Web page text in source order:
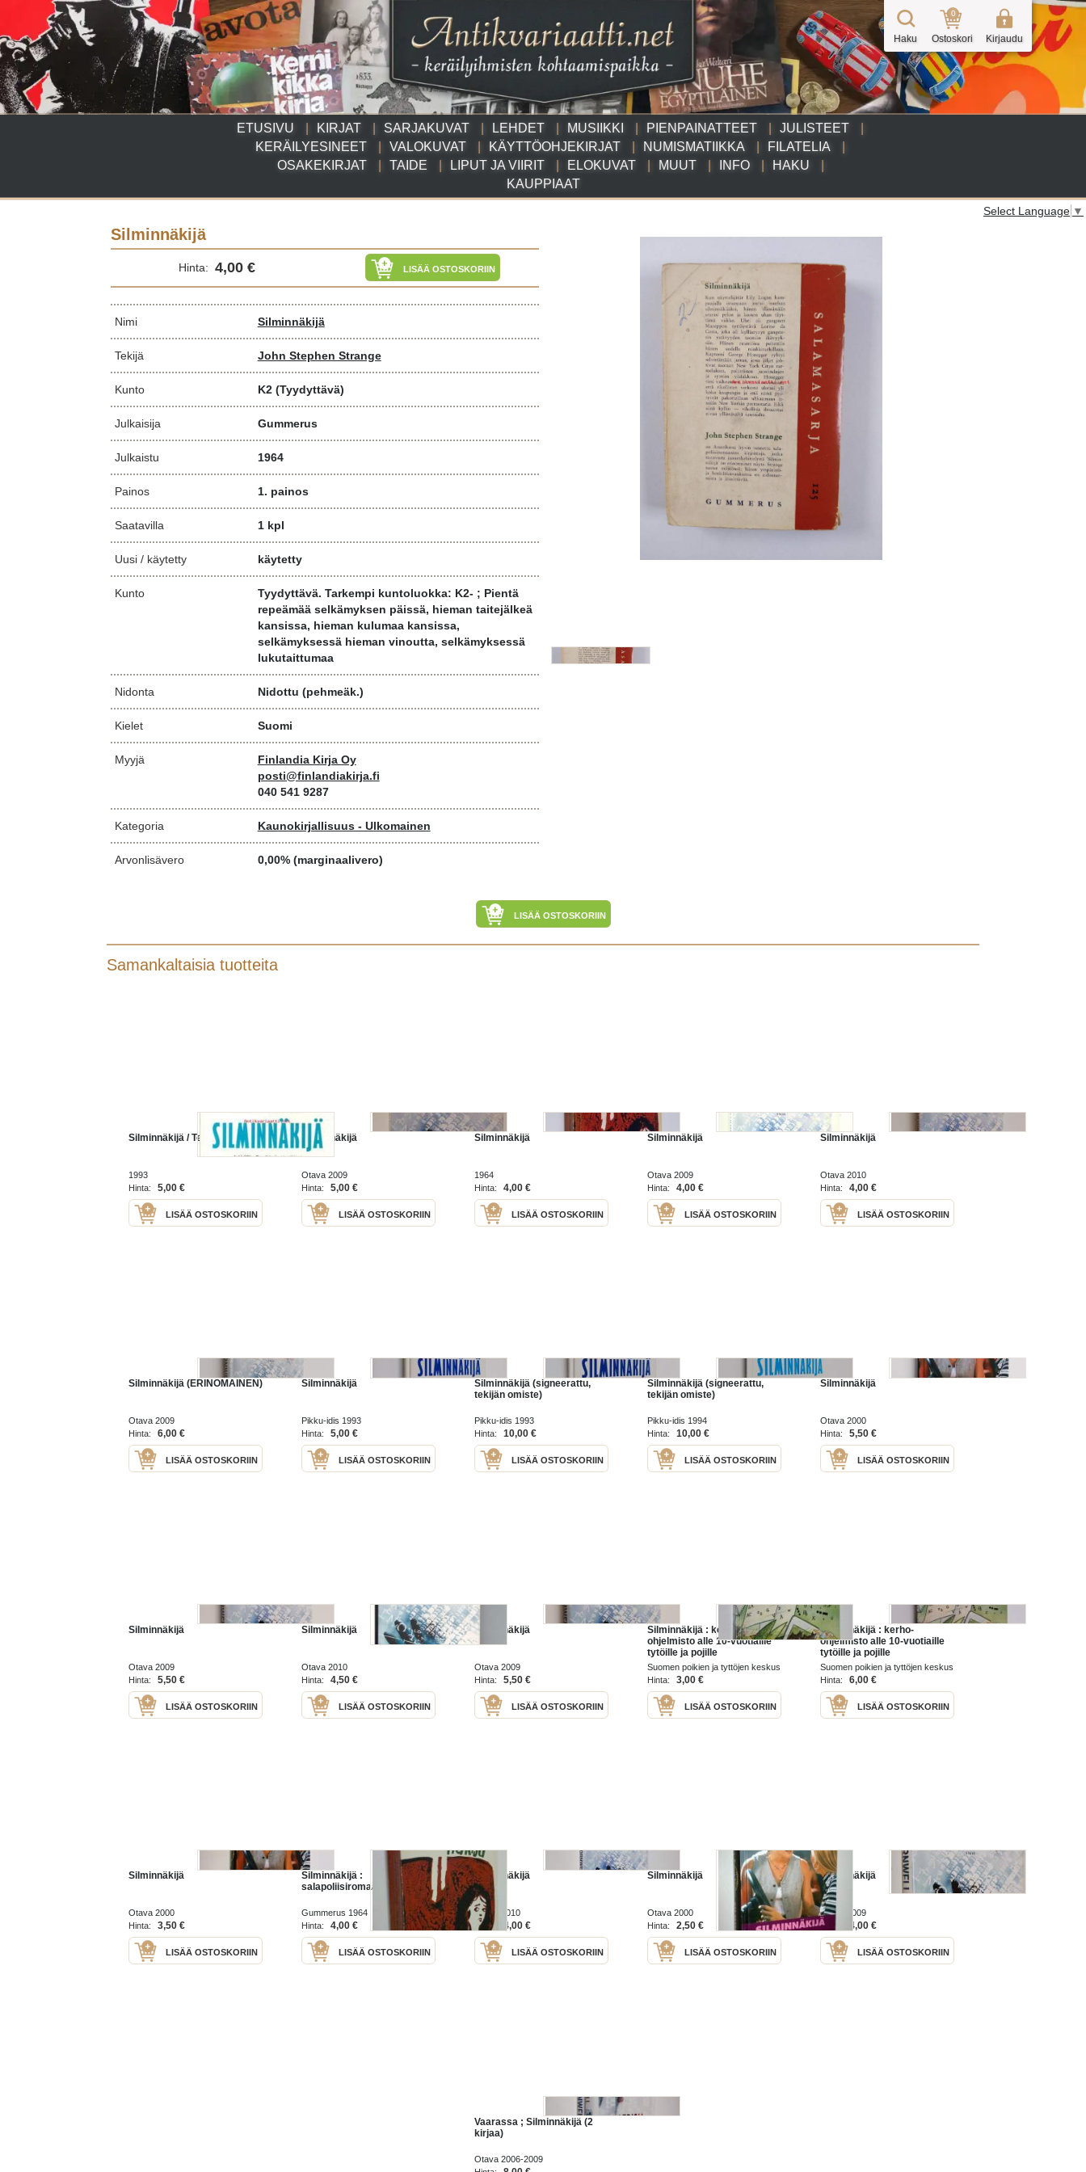
ETUSIVU KIRJAT SARJAKUVAT LEHDET MUSIIKKI PIENPAINATTEET
JULISTEET
KERÄILYESINEET
VALOKUVAT KÄYTTÖOHJEKIRJAT NUMISMATIIKKA
FILATELIA
OSAKEKIRJAT
TAIDE LIPUT JA VIIRIT ELOKUVAT MUUT INFO
HAKU
KAUPPIAAT
Haku
0
Ostoskori Kirjaudu
Select Language ▼
Silminnäkijä
Hinta: 4,00 € LISÄÄ OSTOSKORIIN
Nimi Silminnäkijä
Tekijä John Stephen Strange
Kunto K2 (Tyydyttävä)
Julkaisija Gummerus
Julkaistu 1964
Painos 1. painos
Saatavilla 1 kpl
Uusi / käytetty käytetty
Kunto
Tyydyttävä. Tarkempi kuntoluokka: K2- ; Pientä
repeämää selkämyksen päissä, hieman taitejälkeä
kansissa, hieman kulumaa kansissa,
selkämyksessä hieman vinoutta, selkämyksessä
lukutaittumaa
Nidonta Nidottu (pehmeäk.)
Kielet Suomi
Myyjä
Finlandia Kirja Oy
posti@finlandiakirja.fi
040 541 9287
Kategoria Kaunokirjallisuus - Ulkomainen
Arvonlisävero 0,00% (marginaalivero)
LISÄÄ OSTOSKORIIN
Samankaltaisia tuotteita
Silminnäkijä / Teppo Kulmala.
1993
Hinta:
5,00 €
LISÄÄ OSTOSKORIIN
Silminnäkijä
Otava 2009
Hinta:
5,00 €
LISÄÄ OSTOSKORIIN
Silminnäkijä
1964
Hinta:
4,00 €
LISÄÄ OSTOSKORIIN
Silminnäkijä
Otava 2009
Hinta:
4,00 €
LISÄÄ OSTOSKORIIN
Silminnäkijä
Otava 2010
Hinta:
4,00 €
LISÄÄ OSTOSKORIIN
Silminnäkijä (ERINOMAINEN)
Otava 2009
Hinta:
6,00 €
LISÄÄ OSTOSKORIIN
Silminnäkijä
Pikku-idis 1993
Hinta:
5,00 €
LISÄÄ OSTOSKORIIN
Silminnäkijä (signeerattu,
tekijän omiste)
Pikku-idis 1993
Hinta:
10,00 €
LISÄÄ OSTOSKORIIN
Silminnäkijä (signeerattu,
tekijän omiste)
Pikku-idis 1994
Hinta:
10,00 €
LISÄÄ OSTOSKORIIN
Silminnäkijä
Otava 2000
Hinta:
5,50 €
LISÄÄ OSTOSKORIIN
Silminnäkijä
Otava 2009
Hinta:
5,50 €
LISÄÄ OSTOSKORIIN
Silminnäkijä
Otava 2010
Hinta:
4,50 €
LISÄÄ OSTOSKORIIN
Silminnäkijä
Otava 2009
Hinta:
5,50 €
LISÄÄ OSTOSKORIIN
Silminnäkijä : kerho-
ohjelmisto alle 10-vuotiaille
tytöille ja pojille
Suomen poikien ja tyttöjen keskus
1990
Hinta: 3,00 €
LISÄÄ OSTOSKORIIN
Silminnäkijä : kerho-
ohjelmisto alle 10-vuotiaille
tytöille ja pojille
Suomen poikien ja tyttöjen keskus
1990
Hinta: 6,00 €
LISÄÄ OSTOSKORIIN
Silminnäkijä
Otava 2000
Hinta:
3,50 €
LISÄÄ OSTOSKORIIN
Silminnäkijä :
salapoliisiromaani
Gummerus 1964
Hinta:
4,00 €
LISÄÄ OSTOSKORIIN
Silminnäkijä
Otava 2010
Hinta:
4,00 €
LISÄÄ OSTOSKORIIN
Silminnäkijä
Otava 2000
Hinta:
2,50 €
LISÄÄ OSTOSKORIIN
Silminnäkijä
Otava 2009
Hinta:
4,00 €
LISÄÄ OSTOSKORIIN
Vaarassa ; Silminnäkijä (2
kirjaa)
Otava 2006-2009